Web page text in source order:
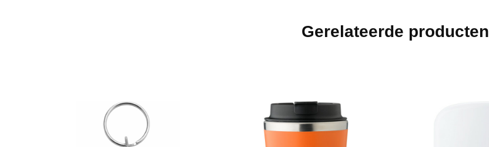
Gerelateerde producten